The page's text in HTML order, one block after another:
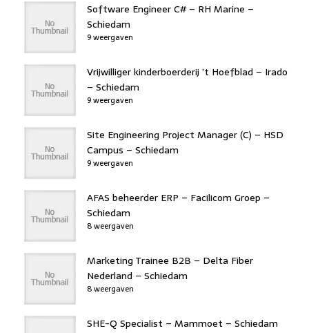
Software Engineer C# – RH Marine –
Schiedam
9 weergaven
Vrijwilliger kinderboerderij ’t Hoefblad – Irado
– Schiedam
9 weergaven
Site Engineering Project Manager (C) – HSD
Campus – Schiedam
9 weergaven
AFAS beheerder ERP – Facilicom Groep –
Schiedam
8 weergaven
Marketing Trainee B2B – Delta Fiber
Nederland – Schiedam
8 weergaven
SHE-Q Specialist – Mammoet – Schiedam